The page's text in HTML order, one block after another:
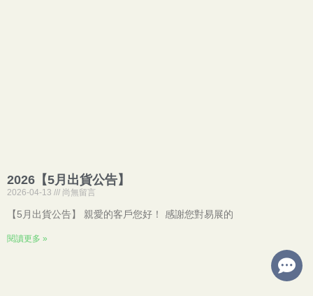
2026【5月出貨公告】
2026-04-13 尚無留言
【5月出貨公告】 親愛的客戶您好！ 感謝您對易展的
閱讀更多 »